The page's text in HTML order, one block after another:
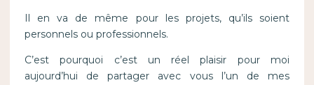
Il en va de même pour les projets, qu’ils soient
personnels ou professionnels.
C’est pourquoi c’est un réel plaisir pour moi
aujourd’hui de partager avec vous l’un de mes